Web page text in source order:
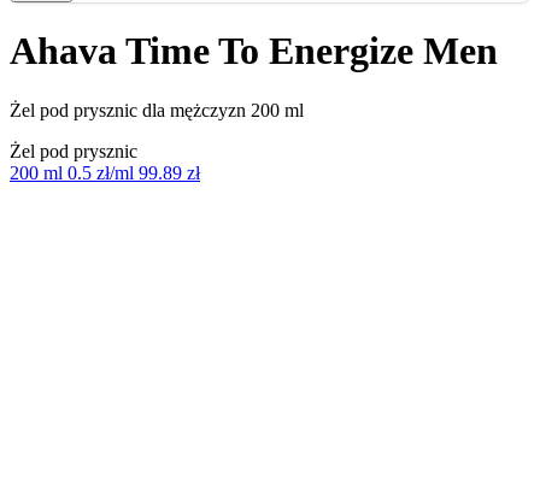
Ahava Time To Energize Men
Żel pod prysznic dla mężczyzn 200 ml
Żel pod prysznic
200 ml 0.5 zł/ml 99.89 zł